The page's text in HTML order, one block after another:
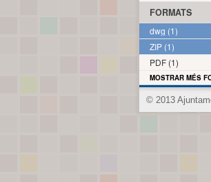
FORMATS
dwg (1)
ZIP (1)
PDF (1)
MOSTRAR MÉS
© 2013